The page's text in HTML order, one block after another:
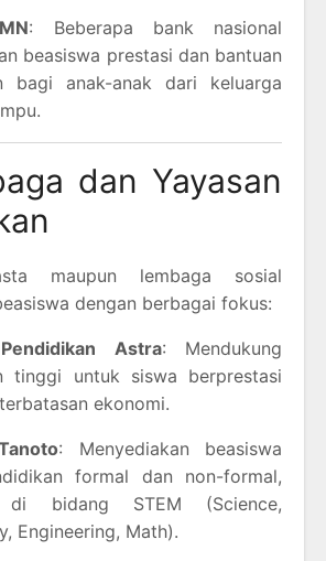
: Beberapa bank nasional
beasiswa prestasi dan bantuan
bagi anak-anak dari keluarga
dan Yayasan
maupun lembaga sosial
dengan berbagai fokus:
Astra: Mendukung
tinggi untuk siswa berprestasi
ekonomi.
: Menyediakan beasiswa
formal dan non-formal,
di bidang STEM (Science,
Engineering, Math).